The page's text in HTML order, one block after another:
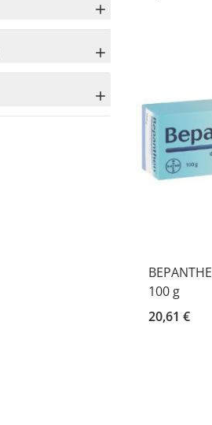
100 g
20,61 €